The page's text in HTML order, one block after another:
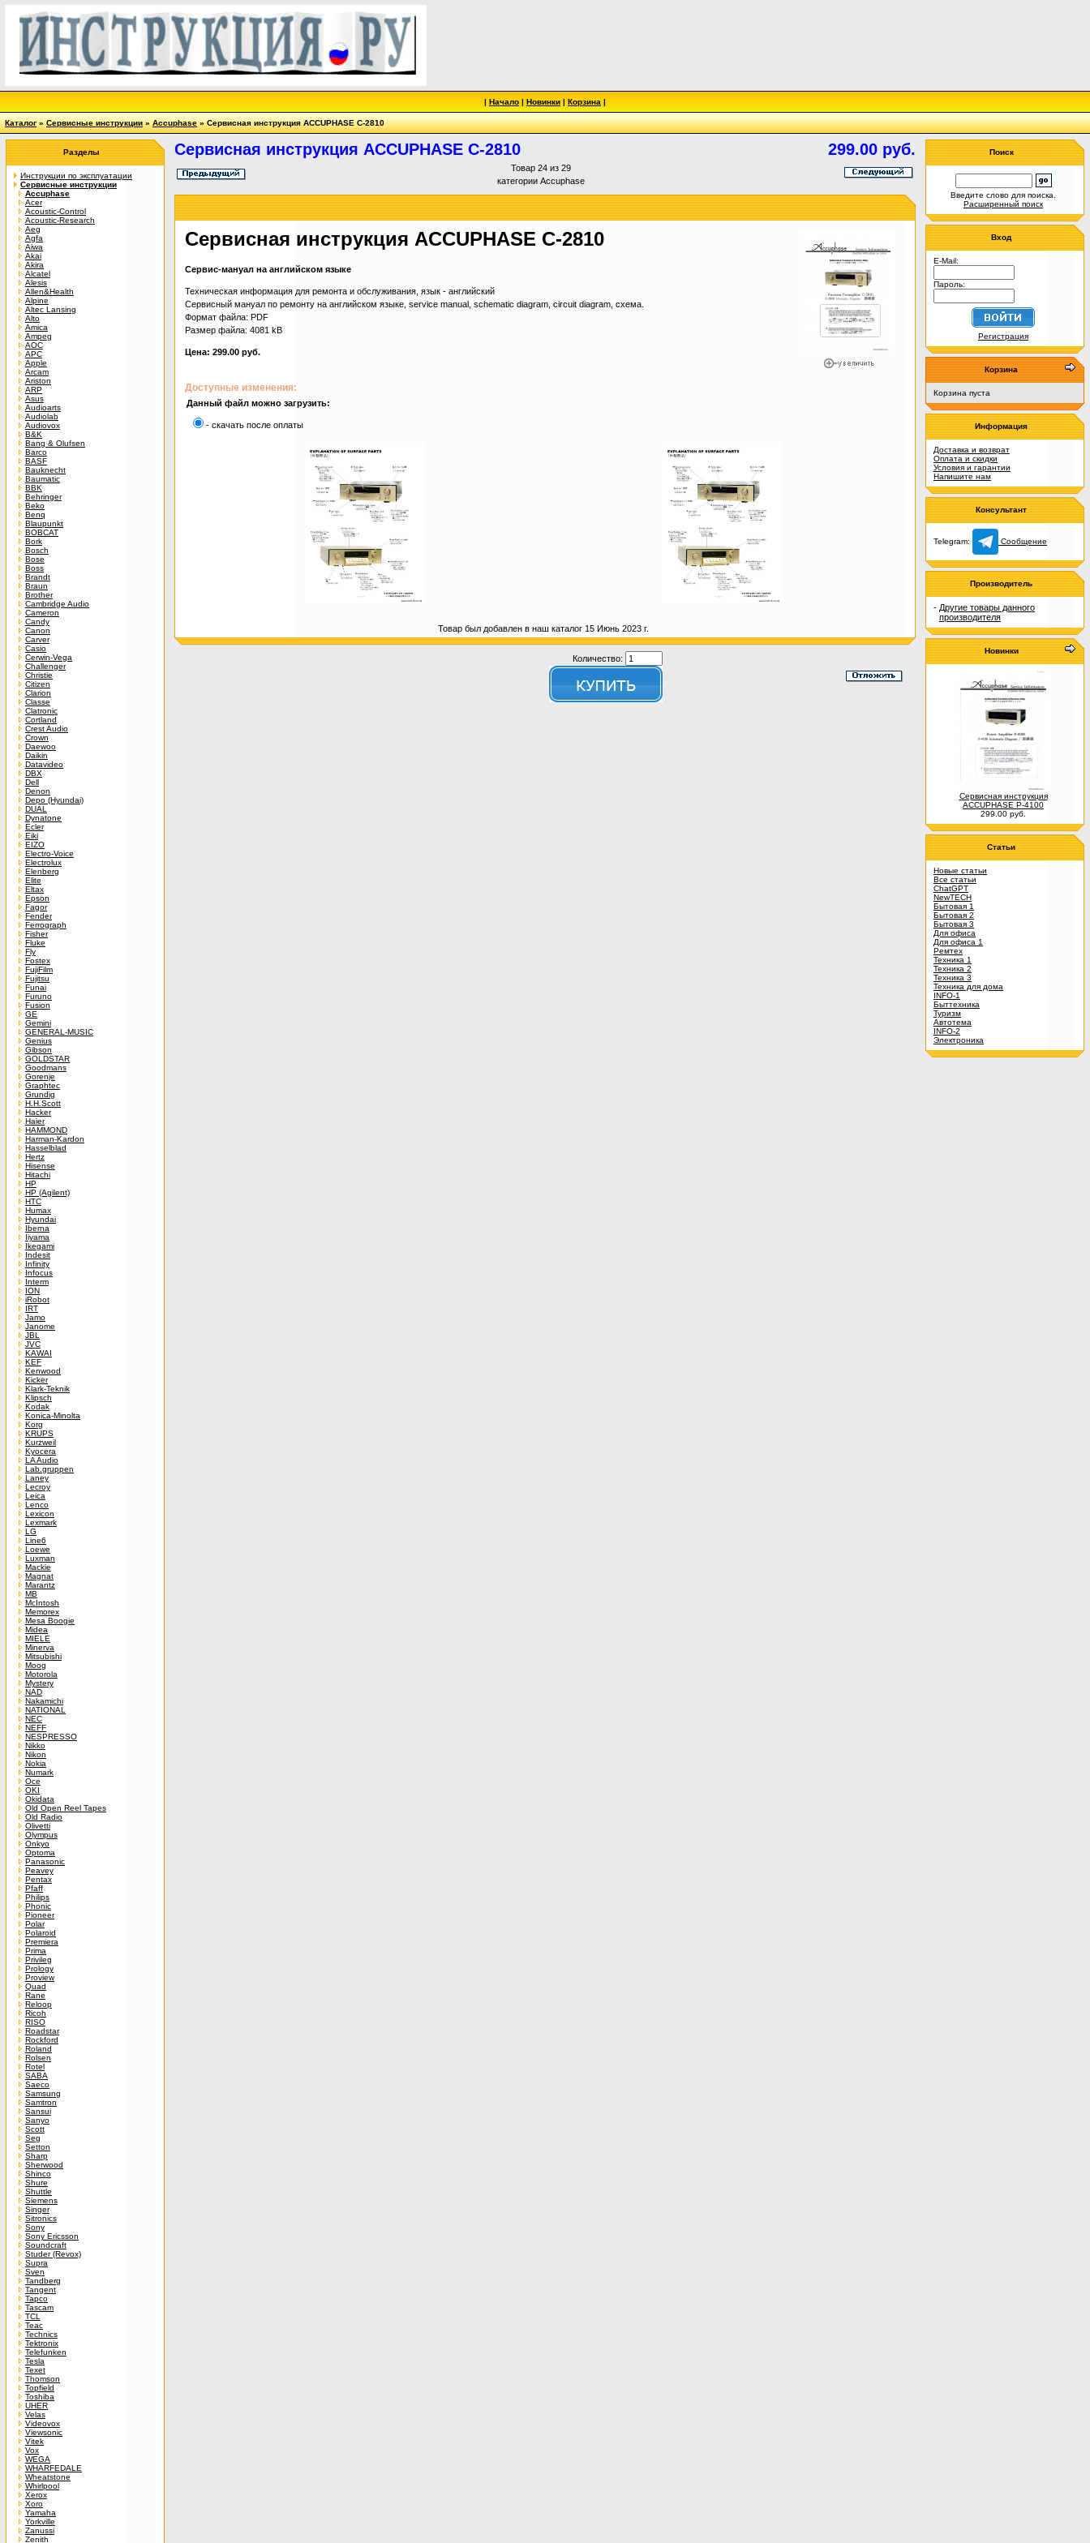
| Начало | Новинки | Корзина |
Каталог»Сервисные инструкции»Accuphase» Сервисная инструкция ACCUPHASE C-2810
Разделы
Инструкции по эксплуатации
Сервисные инструкции
Accuphase
Acer
Acoustic-Control
Acoustic-Research
Aeg
Agfa
Aiwa
Akai
Akira
Alcatel
Alesis
Allen&Health
Alpine
Altec Lansing
Alto
Amica
Ampeg
AOC
APC
Apple
Arcam
Ariston
ARP
Asus
Audioarts
Audiolab
Audiovox
B&K
Bang & Olufsen
Barco
BASF
Bauknecht
Baumatic
BBK
Behringer
Beko
Benq
Blaupunkt
BOBCAT
Bork
Bosch
Bose
Boss
Brandt
Braun
Brother
Cambridge Audio
Cameron
Candy
Canon
Carver
Casio
Cerwin-Vega
Challenger
Christie
Citizen
Clarion
Classe
Clatronic
Cortland
Crest Audio
Crown
Daewoo
Daikin
Datavideo
DBX
Dell
Denon
Depo (Hyundai)
DUAL
Dynatone
Ecler
Eiki
EIZO
Electro-Voice
Electrolux
Elenberg
Elite
Eltax
Epson
Fagor
Fender
Ferrograph
Fisher
Fluke
Fly
Fostex
FujiFilm
Fujitsu
Funai
Furuno
Fusion
GE
Gemini
GENERAL-MUSIC
Genius
Gibson
GOLDSTAR
Goodmans
Gorenje
Graphtec
Grundig
H.H.Scott
Hacker
Haier
HAMMOND
Harman-Kardon
Hasselblad
Hertz
Hisense
Hitachi
HP
HP (Agilent)
HTC
Humax
Hyundai
Iberna
Iiyama
Ikegami
Indesit
Infinity
Infocus
Interm
ION
iRobot
IRT
Jamo
Janome
JBL
JVC
KAWAI
KEF
Kenwood
Kicker
Klark-Teknik
Klipsch
Kodak
Konica-Minolta
Korg
KRUPS
Kurzweil
Kyocera
LA Audio
Lab.gruppen
Laney
Lecroy
Leica
Lenco
Lexicon
Lexmark
LG
Line6
Loewe
Luxman
Mackie
Magnat
Marantz
MB
McIntosh
Memorex
Mesa Boogie
Midea
MIELE
Minerva
Mitsubishi
Moog
Motorola
Mystery
NAD
Nakamichi
NATIONAL
NEC
NEFF
NESPRESSO
Nikko
Nikon
Nokia
Numark
Oce
OKI
Okidata
Old Open Reel Tapes
Old Radio
Olivetti
Olympus
Onkyo
Optoma
Panasonic
Peavey
Pentax
Pfaff
Philips
Phonic
Pioneer
Polar
Polaroid
Premiera
Prima
Privileg
Prology
Proview
Quad
Rane
Reloop
Ricoh
RISO
Roadstar
Rockford
Roland
Rolsen
Rotel
SABA
Saeco
Samsung
Samtron
Sansui
Sanyo
Scott
Seg
Setton
Sharp
Sherwood
Shinco
Shure
Shuttle
Siemens
Singer
Sitronics
Sony
Sony Ericsson
Soundcraft
Studer (Revox)
Supra
Sven
Tandberg
Tangent
Tapco
Tascam
TCL
Teac
Technics
Tektronix
Telefunken
Tesla
Texet
Thomson
Topfield
Toshiba
UHER
Velas
Videovox
Viewsonic
Vitek
Vox
WEGA
WHARFEDALE
Wheatstone
Whirlpool
Xerox
Xoro
Yamaha
Yorkville
Zanussi
Zenith
Сервисная инструкция ACCUPHASE C-2810 299.00 руб.
Товар 24 из 29
категории Accuphase
Сервисная инструкция ACCUPHASE C-2810
Сервис-мануал на английском языке
Техническая информация для ремонта и обслуживания, язык - английский
Сервисный мануал по ремонту на английском языке, service manual, schematic diagram, circuit diagram, схема.
Формат файла: PDF
Размер файла: 4081 kB
Цена: 299.00 руб.
Доступные изменения:
Данный файл можно загрузить:
- скачать после оплаты
Товар был добавлен в наш каталог 15 Июнь 2023 г.
Количество:
Поиск
Введите слово для поиска.
Расширенный поиск
Вход
E-Mail:
Пароль:
Регистрация
Корзина
Корзина пуста
Информация
Доставка и возврат
Оплата и скидки
Условия и гарантии
Напишите нам
Консультант
Telegram: Сообщение
Производитель
- Другие товары данного
производителя
Новинки
Сервисная инструкция
ACCUPHASE P-4100
299.00 руб.
Статьи
Новые статьи
Все статьи
ChatGPT
NewTECH
Бытовая 1
Бытовая 2
Бытовая 3
Для офиса
Для офиса 1
Ремтех
Техника 1
Техника 2
Техника 3
Техника для дома
INFO-1
Быттехника
Туризм
Автотема
INFO-2
Электроника